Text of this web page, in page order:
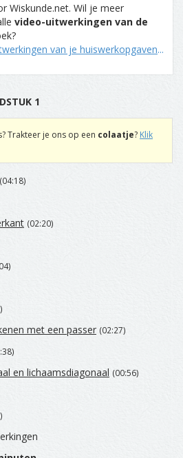
Wiskunde.net. Wil je meer
video-uitwerkingen van de
van je huiswerkopgaven...
1
Trakteer je ons op een colaatje? Klik
(04:18)
(02:20)
met een passer (02:27)
en lichaamsdiagonaal (00:56)